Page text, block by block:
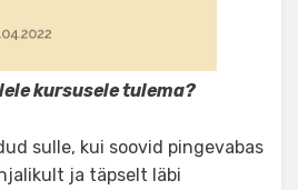
kursusele tulema?
sulle, kui soovid pingevabas
ja täpselt läbi